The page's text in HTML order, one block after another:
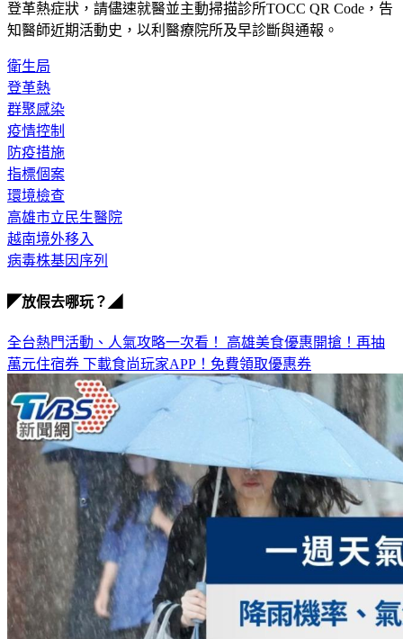
登革熱症狀，請儘速就醫並主動掃描診所TOCC QR Code，告
知醫師近期活動史，以利醫療院所及早診斷與通報。
衛生局
登革熱
群聚感染
疫情控制
防疫措施
指標個案
環境檢查
高雄市立民生醫院
越南境外移入
病毒株基因序列
◤放假去哪玩？◢
全台熱門活動、人氣攻略一次看！ 高雄美食優惠開搶！再抽
萬元住宿券 下載食尚玩家APP！免費領取優惠券